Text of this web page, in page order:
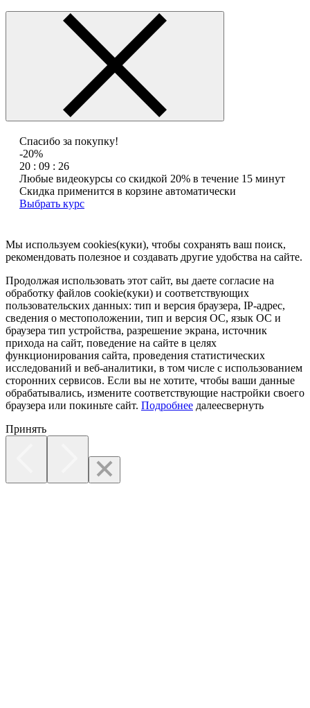
Спасибо за покупку!
-20%
20 : 09 : 26
Любые видеокурсы со скидкой 20% в течение 15 минут
Скидка применится в корзине автоматически
Выбрать курс
Мы используем cookies(куки), чтобы сохранять ваш поиск,
рекомендовать полезное и создавать другие удобства на сайте.
Продолжая использовать этот сайт, вы даете согласие на
обработку файлов cookie(куки) и соответствующих
пользовательских данных: тип и версия браузера, IP-адрес,
сведения о местоположении, тип и версия ОС, язык ОС и
браузера тип устройства, разрешение экрана, источник
прихода на сайт, поведение на сайте в целях
функционирования сайта, проведения статистических
исследований и веб-аналитики, в том числе с использованием
сторонних сервисов. Если вы не хотите, чтобы ваши данные
обрабатывались, измените соответствующие настройки своего
браузера или покиньте сайт. Подробнее далеесвернуть
Принять